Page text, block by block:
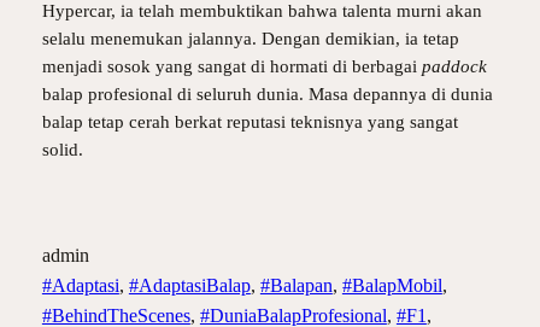
Hypercar, ia telah membuktikan bahwa talenta murni akan
selalu menemukan jalannya. Dengan demikian, ia tetap
menjadi sosok yang sangat di hormati di berbagai paddock
balap profesional di seluruh dunia. Masa depannya di dunia
balap tetap cerah berkat reputasi teknisnya yang sangat
solid.
admin
#Adaptasi, #AdaptasiBalap, #Balapan, #BalapMobil
#BehindTheScenes, #DuniaBalapProfesional, #F1